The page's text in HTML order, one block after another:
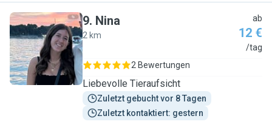
N
9. Nina
2 km
ab
12 €
/tag
2 Bewertungen
Liebevolle Tieraufsicht
Zuletzt gebucht vor 8 Tagen
Zuletzt kontaktiert: gestern